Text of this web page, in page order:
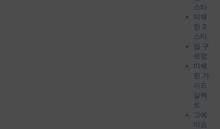
스타
미쉐
린 3
스타
빕 구
르망
미쉐
린 가
이드
실렉
트
고에
미요